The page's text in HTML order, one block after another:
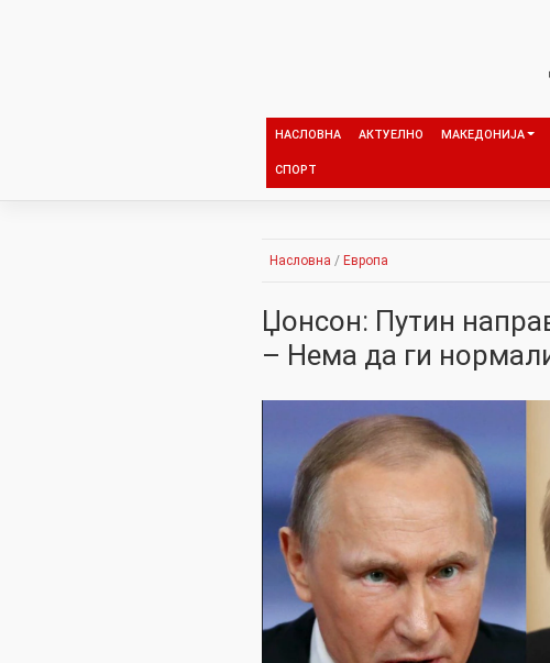
НАСЛОВНА АКТУЕЛНО МАКЕДОНИЈА
СПОРТ
Насловна / Европа
Џонсон: Путин
– Нема да ги